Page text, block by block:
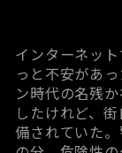
インターネッ
っと不安があ
ン時代の名残
したけれど、
備されていた